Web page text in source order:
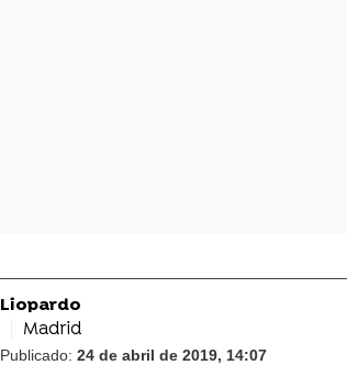
Liopardo
Madrid
Publicado: 24 de abril de 2019, 14:07